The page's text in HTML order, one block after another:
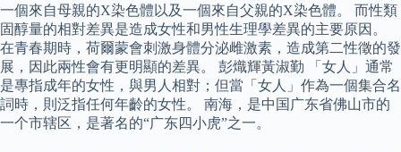
一個來自母親的X染色體以及一個來自父親的X染色體。 而性類
固醇量的相對差異是造成女性和男性生理學差異的主要原因。
在青春期時，荷爾蒙會刺激身體分泌雌激素，造成第二性徵的發
展，因此兩性會有更明顯的差異。 彭熾輝黃淑勤 「女人」通常
是專指成年的女性，與男人相對；但當「女人」作為一個集合名
詞時，則泛指任何年齡的女性。 南海，是中国广东省佛山市的
一个市辖区，是著名的“广东四小虎”之一。